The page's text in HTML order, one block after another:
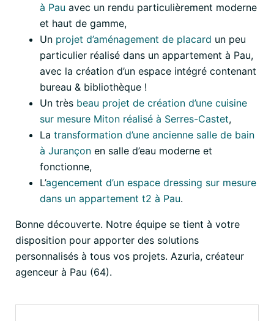
à Pau avec un rendu particulièrement moderne
et haut de gamme,
Un projet d’aménagement de placard un peu
particulier réalisé dans un appartement à Pau,
avec la création d’un espace intégré contenant
bureau & bibliothèque !
Un très beau projet de création d’une cuisine
sur mesure Miton réalisé à Serres-Castet,
La transformation d’une ancienne salle de bain
à Jurançon en salle d’eau moderne et
fonctionne,
L’agencement d’un espace dressing sur mesure
dans un appartement t2 à Pau.
Bonne découverte. Notre équipe se tient à votre
disposition pour apporter des solutions
personnalisés à tous vos projets. Azuria, créateur
agenceur à Pau (64).